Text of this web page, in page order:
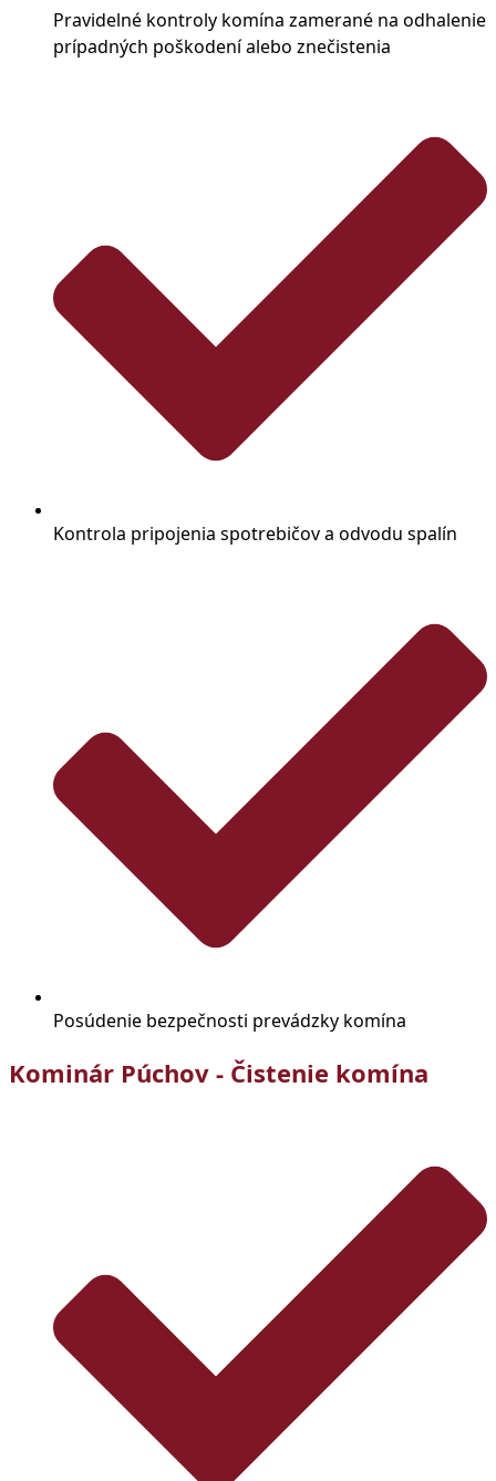
Pravidelné kontroly komína zamerané na odhalenie
prípadných poškodení alebo znečistenia
Kontrola pripojenia spotrebičov a odvodu spalín
Posúdenie bezpečnosti prevádzky komína
Kominár Púchov - Čistenie komína